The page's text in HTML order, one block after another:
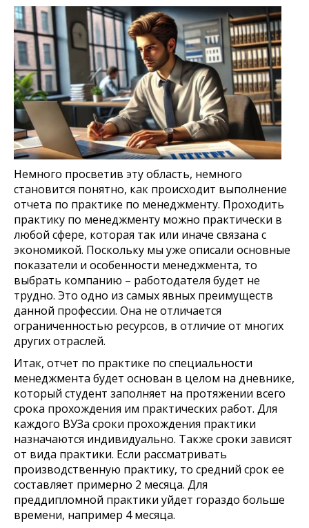
Немного просветив эту область, немного
становится понятно, как происходит выполнение
отчета по практике по менеджменту. Проходить
практику по менеджменту можно практически в
любой сфере, которая так или иначе связана с
экономикой. Поскольку мы уже описали основные
показатели и особенности менеджмента, то
выбрать компанию – работодателя будет не
трудно. Это одно из самых явных преимуществ
данной профессии. Она не отличается
ограниченностью ресурсов, в отличие от многих
других отраслей.
Итак, отчет по практике по специальности
менеджмента будет основан в целом на дневнике,
который студент заполняет на протяжении всего
срока прохождения им практических работ. Для
каждого ВУЗа сроки прохождения практики
назначаются индивидуально. Также сроки зависят
от вида практики. Если рассматривать
производственную практику, то средний срок ее
составляет примерно 2 месяца. Для
преддипломной практики уйдет гораздо больше
времени, например 4 месяца.